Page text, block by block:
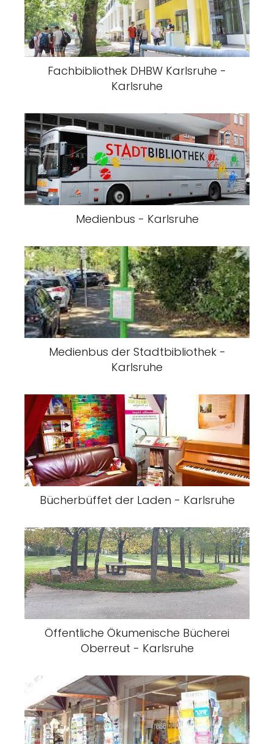
Fachbibliothek DHBW Karlsruhe -
Karlsruhe
Medienbus - Karlsruhe
Medienbus der Stadtbibliothek -
Karlsruhe
Bücherbüffet der Laden - Karlsruhe
Öffentliche Ökumenische Bücherei
Oberreut - Karlsruhe